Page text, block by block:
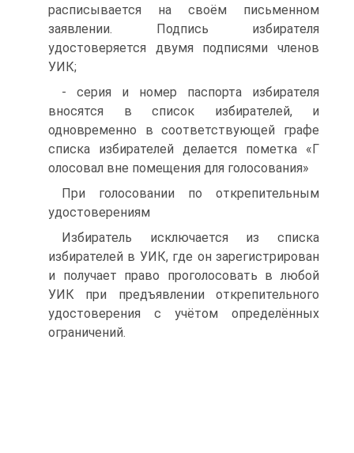
расписывается на своём письменном
заявлении. Подпись избирателя
удостоверяется двумя подписями членов
УИК;
- серия и номер паспорта избирателя
вносятся в список избирателей, и
одновременно в соответствующей графе
списка избирателей делается пометка «Г
олосовал вне помещения для голосования»
При голосовании по открепительным
удостоверениям
Избиратель исключается из списка
избирателей в УИК, где он зарегистрирован
и получает право проголосовать в любой
УИК при предъявлении открепительного
удостоверения с учётом определённых
ограничений.